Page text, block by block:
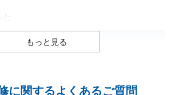
もっと見る
いきなりHow（手段）から入るのではなく、こ
に関するよくあるご質問